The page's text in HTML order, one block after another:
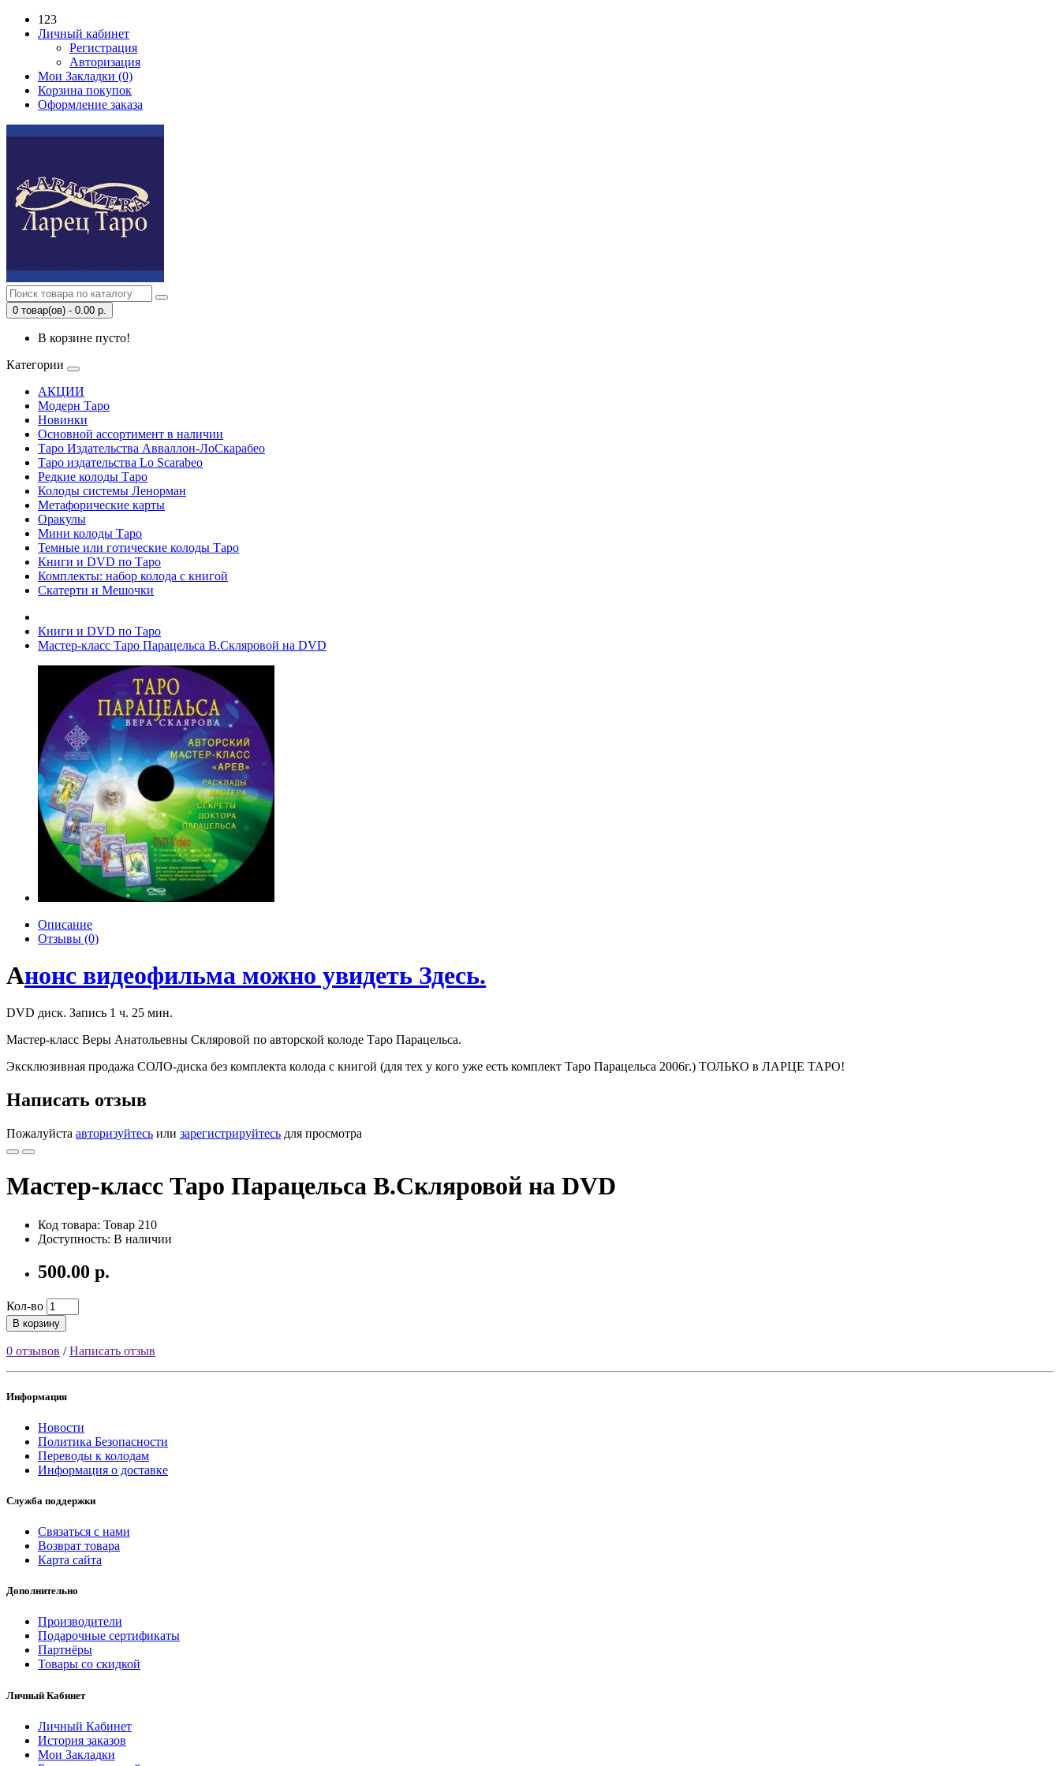
123
Личный кабинет
Регистрация
Авторизация
Мои Закладки (0)
Корзина покупок
Оформление заказа
0 товар(ов) - 0.00 р.
В корзине пусто!
Категории
АКЦИИ
Модерн Таро
Новинки
Основной ассортимент в наличии
Таро Издательства Авваллон-ЛоСкарабео
Таро издательства Lo Scarabeo
Редкие колоды Таро
Колоды системы Ленорман
Метафорические карты
Оракулы
Мини колоды Таро
Темные или готические колоды Таро
Книги и DVD по Таро
Комплекты: набор колода с книгой
Скатерти и Мешочки
Книги и DVD по Таро
Мастер-класс Таро Парацельса В.Скляровой на DVD
Описание
Отзывы (0)
Анонс видеофильма можно увидеть Здесь.
DVD диск. Запись 1 ч. 25 мин.
Мастер-класс Веры Анатольевны Скляровой по авторской колоде Таро Парацельса.
Эксклюзивная продажа СОЛО-диска без комплекта колода с книгой (для тех у кого уже есть комплект Таро Парацельса 2006г.) ТОЛЬКО в ЛАРЦЕ ТАРО!
Написать отзыв
Пожалуйста авторизуйтесь или зарегистрируйтесь для просмотра
Мастер-класс Таро Парацельса В.Скляровой на DVD
Код товара: Товар 210
Доступность: В наличии
500.00 р.
Кол-во
В корзину
0 отзывов /Написать отзыв
Информация
Новости
Политика Безопасности
Переводы к колодам
Информация о доставке
Служба поддержки
Связаться с нами
Возврат товара
Карта сайта
Дополнительно
Производители
Подарочные сертификаты
Партнёры
Товары со скидкой
Личный Кабинет
Личный Кабинет
История заказов
Мои Закладки